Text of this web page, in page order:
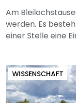
Am
werden. Es
einer Stelle eine
WISSENSCHAFT